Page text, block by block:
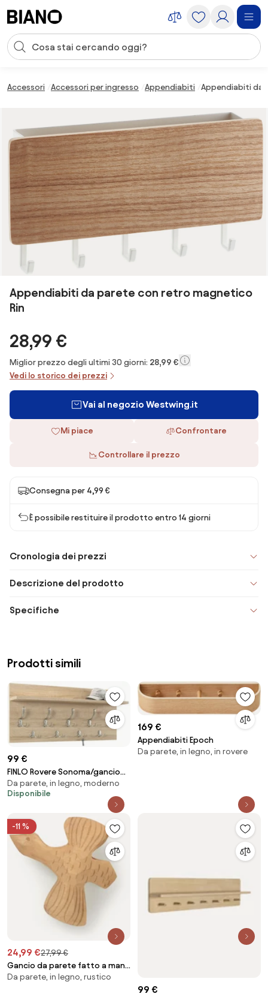
Input della ricerca
Accessori Accessori per ingresso Appendiabiti Appendiabiti da
Appendiabiti da parete con retro magnetico
Rin
28,99 €
Miglior prezzo degli ultimi 30 giorni: 28,99 €
Vedi lo storico dei prezzi
Vai al negozio Westwing.it
Mi piace Confrontare
Controllare il prezzo
Consegna per 4,99 €
È possibile restituire il prodotto entro 14 giorni
Cronologia dei prezzi
Descrizione del prodotto
Specifiche
Prodotti simili
99 €
FINLO Rovere Sonoma/gancio
Nichel Satinato - MODERNO
APPENDIABITI ATTACCAPANNI DA
INGRESSO 90 e 70 cm
Da parete, in legno, moderno
Disponibile
169 €
Appendiabiti Epoch
Da parete, in legno, in rovere
-11 %
24,99 €27,99 €
Gancio da parete fatto a mano
in legno di pioppo Billie Bird
Da parete, in legno, rustico
99 €